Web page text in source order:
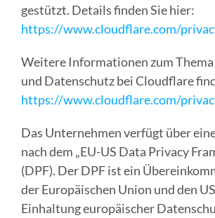
gestützt. Details finden Sie hier:
https://www.cloudflare.com/
Weitere Informationen zum
und Datenschutz bei Cloudflare
https://www.cloudflare.com/
Das Unternehmen verfügt über
nach dem „EU-US Data Privacy
(DPF). Der DPF ist ein
der Europäischen Union und den
Einhaltung europäischer